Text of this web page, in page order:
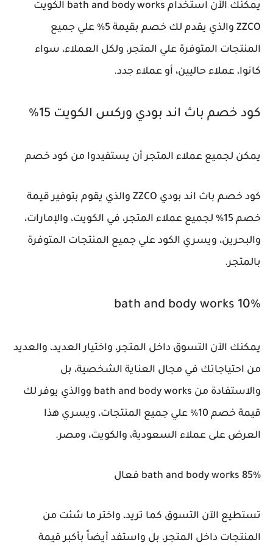
يمكنك الآن استخدام bath and body works الكويت
ZZCO والذي يقدم لك خصم بقيمة 5% علي جميع
المنتجات المتوفرة علي المتجر، ولكل العملاء، سواء
كانوا، عملاء حاليين، أو عملاء جدد.
كود خصم باث اند بودي وركس الكويت 15%
يمكن لجميع عملاء المتجر أن يستفيدوا من كود خصم
كود خصم باث اند بودي ZZCO والذي يقوم بتوفير قيمة
خصم 15% لجميع عملاء المتجر، في الكويت، والإمارات،
والبحرين، ويسري الكود علي جميع المنتجات المتوفرة
بالمتجر.
bath and body works 10%
يمكنك الآن التسوق داخل المتجر، واختيار العديد، والعديد
من احتياجاتك في مجال العناية الشخصية، بل
والاستفادة من bath and body works ووالذي يوفر لك
قيمة خصم 10% علي جميع المنتجات، ويسري هذا
العرض على عملاء السعودية، والكويت، ومصر.
bath and body works 85% فعال
تستطيع الآن التسوق كما تريد، واختر ما شئت من
المنتجات داخل المتجر، بل واستفد أيضاً بأكبر قيمة